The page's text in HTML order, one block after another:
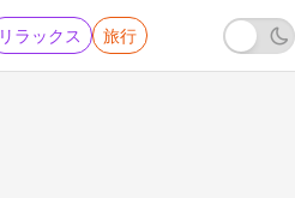
リラックス 旅行